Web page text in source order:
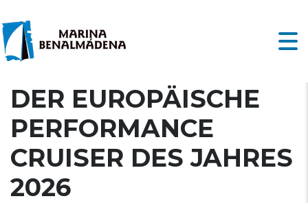
ZUERST 30 ES IST
DER EUROPÄISCHE
PERFORMANCE
CRUISER DES JAHRES
2026